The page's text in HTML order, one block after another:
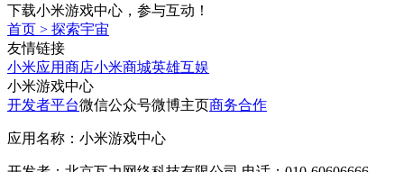
下载小米游戏中心，参与互动！
首页 > 探索宇宙
友情链接
小米应用商店小米商城英雄互娱
小米游戏中心
开发者平台微信公众号微博主页商务合作
应用名称：小米游戏中心